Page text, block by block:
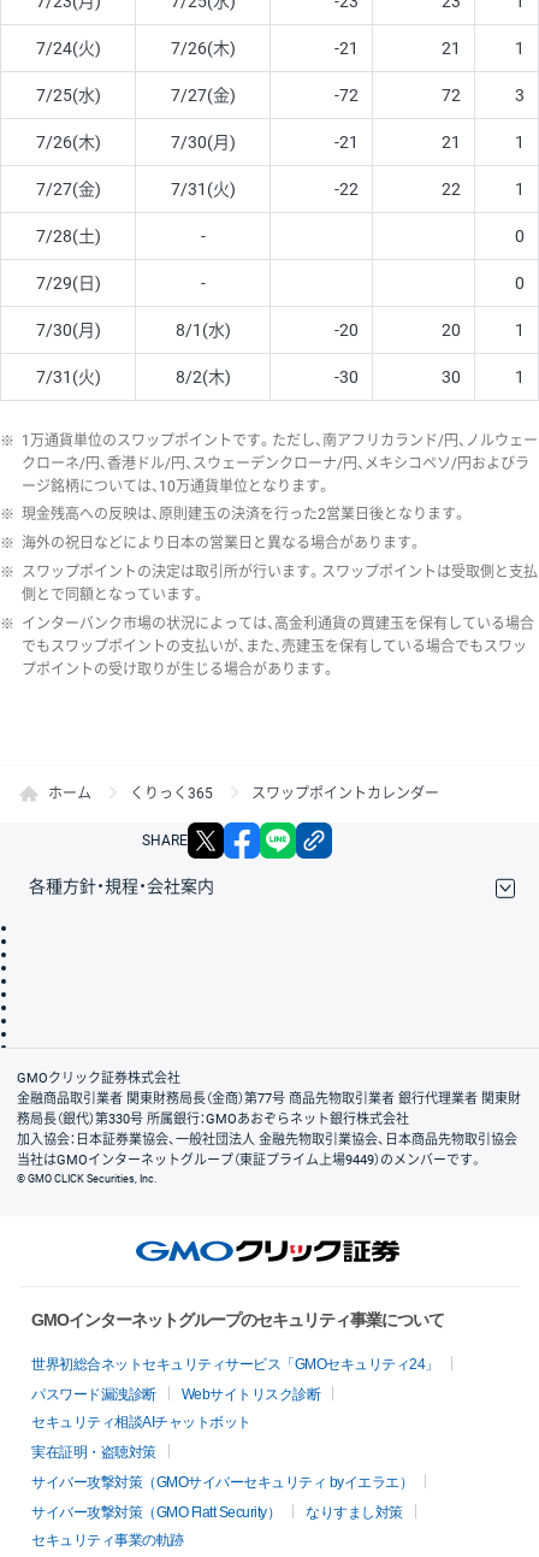
7/24(火) 7/26(木) -21 21 1
7/25(水) 7/27(金) -72 72 3
7/26(木) 7/30(月) -21 21 1
7/27(金) 7/31(火) -22 22 1
7/28(土) - 0
7/29(日) - 0
7/30(月) 8/1(水) -20 20 1
7/31(火) 8/2(木) -30 30 1
※ 1万通貨単位のスワップポイントです。ただし、南アフリカランド/円、ノルウェー
クローネ/円、香港ドル/円、スウェーデンクローナ/円、メキシコペソ/円およびラ
ージ銘柄については、10万通貨単位となります。
※ 現金残高への反映は、原則建玉の決済を行った2営業日後となります。
※ 海外の祝日などにより日本の営業日と異なる場合があります。
※ スワップポイントの決定は取引所が行います。スワップポイントは受取側と支払
側とで同額となっています。
※ インターバンク市場の状況によっては、高金利通貨の買建玉を保有している場合
でもスワップポイントの支払いが、また、売建玉を保有している場合でもスワッ
プポイントの受け取りが生じる場合があります。
ホーム くりっく365 スワップポイントカレンダー
SHARE X facebook
各種方針・規程・会社案内
会社案内
GMOクリック証券株式会社
金融商品取引業者 関東財務局長（金商）第77号 商品先物取引業者 銀行代理業者 関東財
務局長（銀代）第330号 所属銀行：GMOあおぞらネット銀行株式会社
加入協会：日本証券業協会、一般社団法人 金融先物取引業協会、日本商品先物取引協会
当社はGMOインターネットグループ（東証プライム上場9449）のメンバーです。
© GMO CLICK Securities, Inc.
GMOインターネットグループのセキュリティ事業について
世界初総合ネットセキュリティサービス「GMOセキュリティ24」
パスワード漏洩診断
Webサイトリスク診断
セキュリティ相談AIチャットボット
実在証明・盗聴対策
サイバー攻撃対策（GMOサイバーセキュリティ byイエラエ）
サイバー攻撃対策（GMO Flatt Security）
なりすまし対策
セキュリティ事業の軌跡